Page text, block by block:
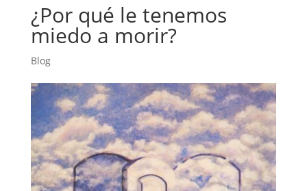
¿Por qué le tenemos
miedo a morir?
Blog